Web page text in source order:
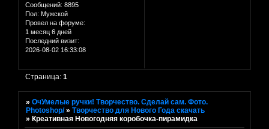
Сообщений: 8895
Пол: Мужской
Провел на форуме:
1 месяц 6 дней
Последний визит:
2026-08-02 16:33:08
Страница:1
»ОчУмелые ручки! Творчество. Сделай сам. Фото.
Photoshop/ »Творчество для Нового Года скачать
»Креативная Новогодняя коробочка-пирамидка